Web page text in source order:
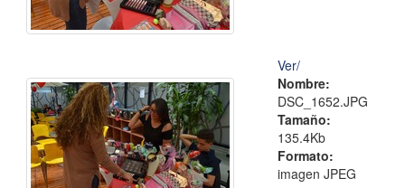
Ver/
Nombre:
DSC_1652.JPG
Tamaño:
135.4Kb
Formato:
imagen JPEG